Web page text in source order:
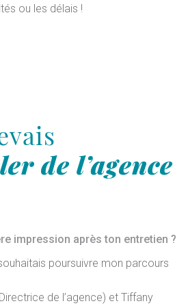
ou les délais !
de l’agence
impression après ton entretien ?
poursuivre mon parcours
de l’agence) et Tiffany